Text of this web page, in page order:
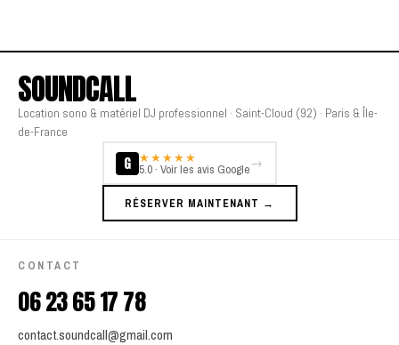
SOUNDCALL
Location sono & matériel DJ professionnel · Saint-Cloud (92) · Paris & Île-
de-France
G ★★★★★
5.0 · Voir les avis Google→
RÉSERVER MAINTENANT →
CONTACT
06 23 65 17 78
contact.soundcall@gmail.com